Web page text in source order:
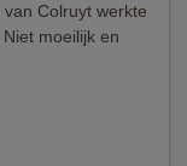
Colruyt werkte
moeilijk en